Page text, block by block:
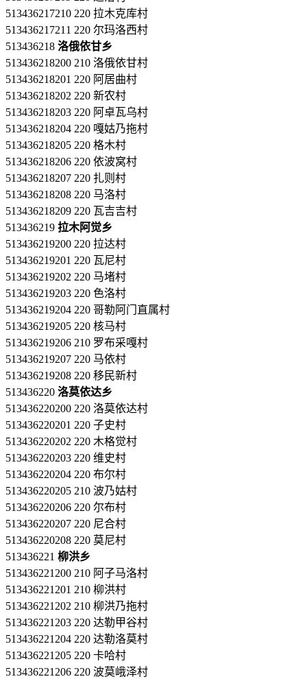
513436217210 220 拉木克库村
513436217211 220 尔玛洛西村
513436218 洛俄依甘乡
513436218200 210 洛俄依甘村
513436218201 220 阿居曲村
513436218202 220 新农村
513436218203 220 阿卓瓦乌村
513436218204 220 嘎姑乃拖村
513436218205 220 格木村
513436218206 220 依波窝村
513436218207 220 扎则村
513436218208 220 马洛村
513436218209 220 瓦吉吉村
513436219 拉木阿觉乡
513436219200 220 拉达村
513436219201 220 瓦尼村
513436219202 220 马堵村
513436219203 220 色洛村
513436219204 220 哥勒阿门直属村
513436219205 220 核马村
513436219206 210 罗布采嘎村
513436219207 220 马依村
513436219208 220 移民新村
513436220 洛莫依达乡
513436220200 220 洛莫依达村
513436220201 220 子史村
513436220202 220 木格觉村
513436220203 220 维史村
513436220204 220 布尔村
513436220205 210 波乃姑村
513436220206 220 尔布村
513436220207 220 尼合村
513436220208 220 莫尼村
513436221 柳洪乡
513436221200 210 阿子马洛村
513436221201 210 柳洪村
513436221202 210 柳洪乃拖村
513436221203 220 达勒甲谷村
513436221204 220 达勒洛莫村
513436221205 220 卡哈村
513436221206 220 波莫峨泽村